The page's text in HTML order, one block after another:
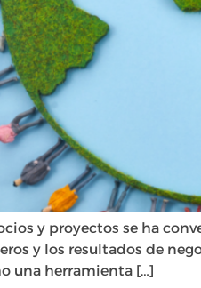
y proyectos se ha
y los resultados de
una herramienta […]